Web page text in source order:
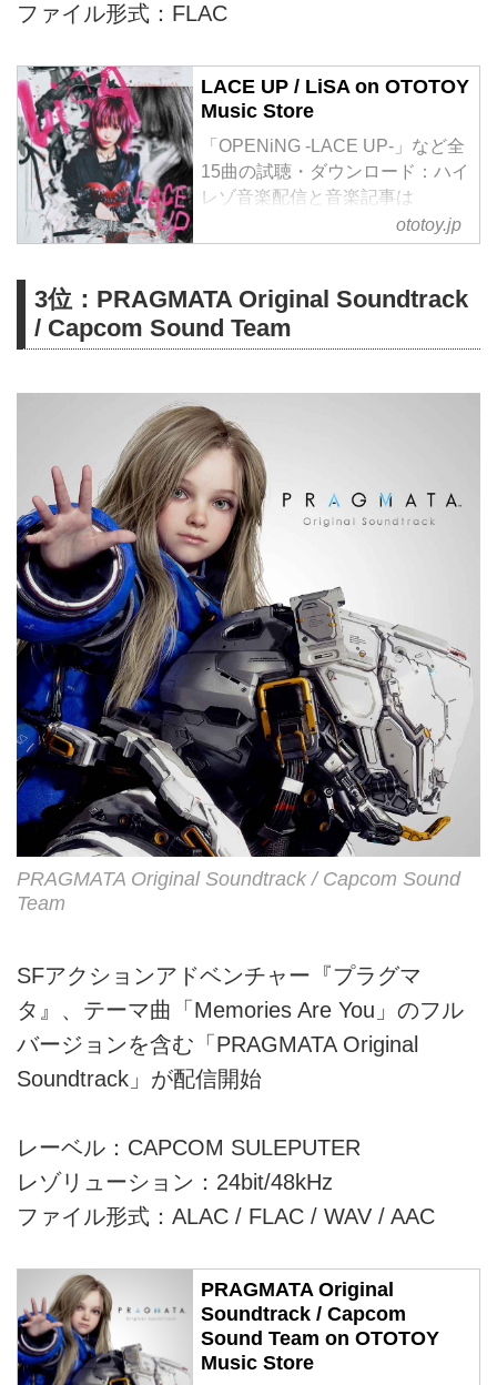
ファイル形式：FLAC
LACE UP / LiSA on OTOTOY
Music Store
「OPENiNG -LACE UP-」など全
15曲の試聴・ダウンロード：ハイ
レゾ音楽配信と音楽記事は
OTOTOYで！ 約3年ぶり、7枚目
となるオリジナルフルアルバム
2025 年7月に公開された『劇場版
「鬼滅の刃」無限城編 第一章 猗
窩座再来』の主題歌「残酷な夜に
ーマン:アクロス・ザ・スパイダ
ーバース』日本語吹替版主題歌
「REALiZE」、ソニー デジタル
一眼カメラα7C II Web CM ソング
「HELLO WORLD」...
ototoy.jp
3位：PRAGMATA Original Soundtrack
/ Capcom Sound Team
PRAGMATA Original Soundtrack / Capcom Sound
Team
SFアクションアドベンチャー『プラグマ
タ』、テーマ曲「Memories Are You」のフル
バージョンを含む「PRAGMATA Original
Soundtrack」が配信開始
レーベル：CAPCOM SULEPUTER
レゾリューション：24bit/48kHz
ファイル形式：ALAC / FLAC / WAV / AAC
PRAGMATA Original
Soundtrack / Capcom
Sound Team on OTOTOY
Music Store